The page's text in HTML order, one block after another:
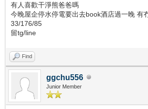
有人喜歡干淨熊爸爸嗎
今晚屋企停水停電要出去book酒店過一晚 有
33/176/85
留tg/line
Find
ggchu556
Junior Member